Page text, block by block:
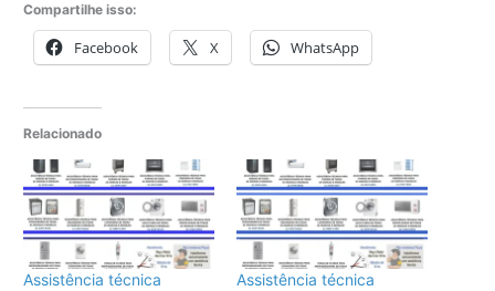
Compartilhe isso:
Facebook X WhatsApp
Relacionado
Assistência técnica
Assistência técnica